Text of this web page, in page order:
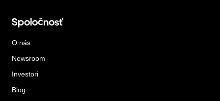
Spoločnosť
O nás
Newsroom
Investori
Blog